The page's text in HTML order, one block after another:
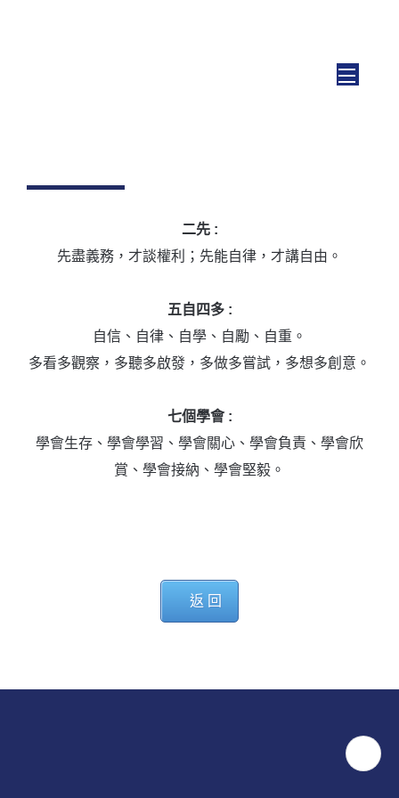
二先 :
先盡義務，才談權利；先能自律，才講自由。
五自四多 :
自信、自律、自學、自勵、自重。
多看多觀察，多聽多啟發，多做多嘗試，多想多創意。
七個學會 :
學會生存、學會學習、學會關心、學會負責、學會欣
賞、學會接納、學會堅毅。
返 回